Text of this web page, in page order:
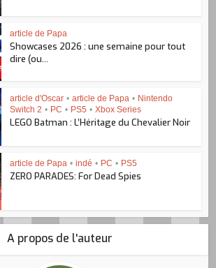
article de Papa
Showcases 2026 : une semaine pour tout
dire (ou...
article d'Oscar • article de Papa • Nintendo
Switch 2 • PC • PS5 • Xbox Series
LEGO Batman : L’Héritage du Chevalier Noir
article de Papa • indé • PC • PS5
ZERO PARADES: For Dead Spies
A propos de l'auteur